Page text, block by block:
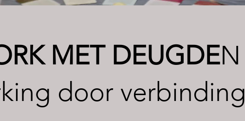
MET DEUGDEN
door verbinding